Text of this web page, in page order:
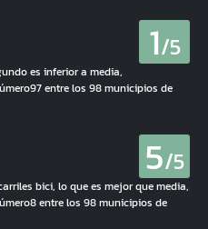
1/5
es inferior a media,
entre los 98 municipios de
5/5
bici, lo que es mejor que media,
entre los 98 municipios de